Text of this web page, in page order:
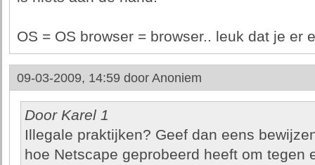
OS = OS browser = browser.. leuk dat je er
09-03-2009, 14:59 door Anoniem
Door Karel 1
Illegale praktijken? Geef dan eens
hoe Netscape geprobeerd heeft om tegen